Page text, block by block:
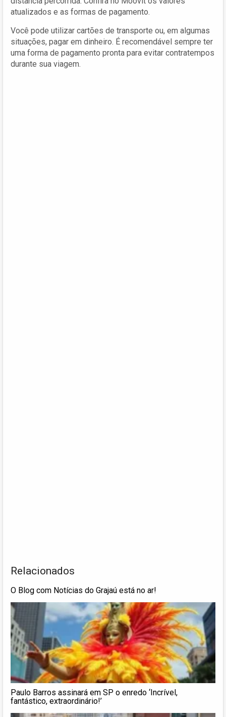
atualizados e as formas de pagamento.
Você pode utilizar cartões de transporte ou, em algumas
situações, pagar em dinheiro. É recomendável sempre ter
uma forma de pagamento pronta para evitar contratempos
durante sua viagem.
Relacionados
O Blog com Notícias do Grajaú está no ar!
Paulo Barros assinará em SP o enredo ‘Incrível,
fantástico, extraordinário!’